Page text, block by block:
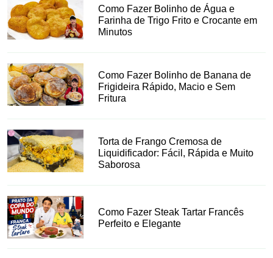
Como Fazer Bolinho de Água e
Farinha de Trigo Frito e Crocante em
Minutos
Como Fazer Bolinho de Banana de
Frigideira Rápido, Macio e Sem
Fritura
Torta de Frango Cremosa de
Liquidificador: Fácil, Rápida e Muito
Saborosa
Como Fazer Steak Tartar Francês
Perfeito e Elegante